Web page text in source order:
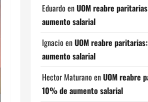
Eduardo enUOM reabre
aumento salarial
Ignacio enUOM reabre
aumento salarial
Hector Maturano enUOM reabre
10% de aumento salarial